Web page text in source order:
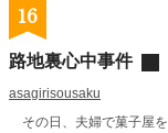
16
路地裏心中事件
asagirisousaku
その日、夫婦で菓子屋